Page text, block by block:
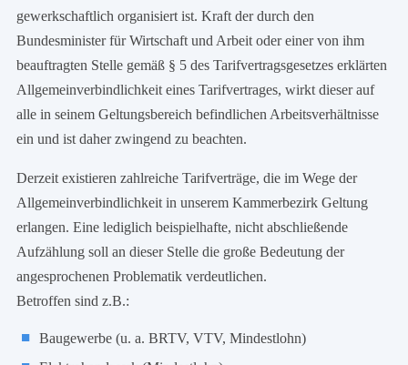
gewerkschaftlich organisiert ist. Kraft der durch den
Bundesminister für Wirtschaft und Arbeit oder einer von ihm
beauftragten Stelle gemäß § 5 des Tarifvertragsgesetzes erklärten
Allgemeinverbindlichkeit eines Tarifvertrages, wirkt dieser auf
alle in seinem Geltungsbereich befindlichen Arbeitsverhältnisse
ein und ist daher zwingend zu beachten.
Derzeit existieren zahlreiche Tarifverträge, die im Wege der
Allgemeinverbindlichkeit in unserem Kammerbezirk Geltung
erlangen. Eine lediglich beispielhafte, nicht abschließende
Aufzählung soll an dieser Stelle die große Bedeutung der
angesprochenen Problematik verdeutlichen.
Betroffen sind z.B.:
Baugewerbe (u. a. BRTV, VTV, Mindestlohn)